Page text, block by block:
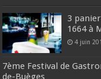
3
1664 à
4 juin
7ème Festival de
de-Buèges